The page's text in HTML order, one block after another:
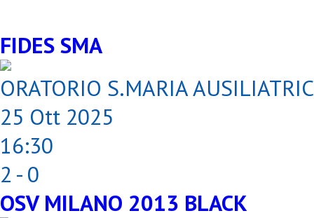
FIDES SMA
ORATORIO S.MARIA
25 Ott 2025
16:30
2 - 0
OSV MILANO 2013 BLACK